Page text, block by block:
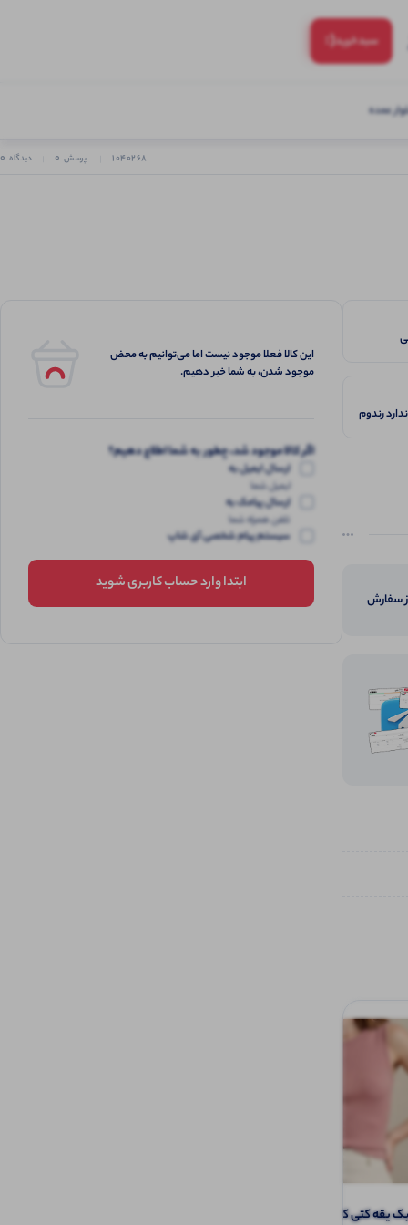
سبد‌خرید(:
عمده
1040268 پرسش 0 دیدگاه 0
رندوم
سفارش
کتی کاربردی (پک 6 عددی)
این کالا فعلا موجود نیست اما می‌توانیم به محض
موجود شدن، به شما خبر دهیم.
اگر کالا موجود شد، چطور به شما اطلاع دهیم؟
ارسال ایمیل به
ایمیل شما
ارسال پیامک به
تلفن همراه شما
سیستم پیام شخصی آی شاپ
ابتدا وارد حساب کاربری شوید